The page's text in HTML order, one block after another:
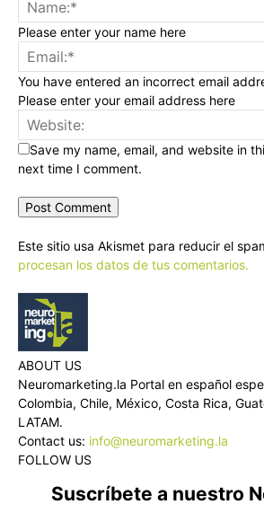
Please enter your name here
You have entered an incorrect email
Please enter your email address here
Save my name, email, and website in
next time I comment.
Este sitio usa Akismet para reducir el
procesan los datos de tus comentarios.
ABOUT US
Neuromarketing.la Portal en español
Colombia, Chile, México, Costa Rica,
LATAM.
Contact us: info@neuromarketing.la
FOLLOW US
Suscríbete a nuestro